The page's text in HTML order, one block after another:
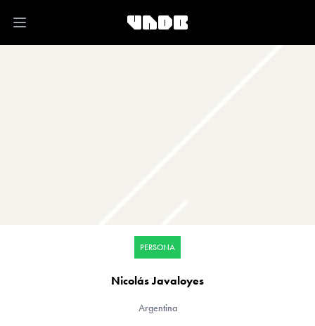
Open main menu
PERSONA
Nicolás Javaloyes
Argentina